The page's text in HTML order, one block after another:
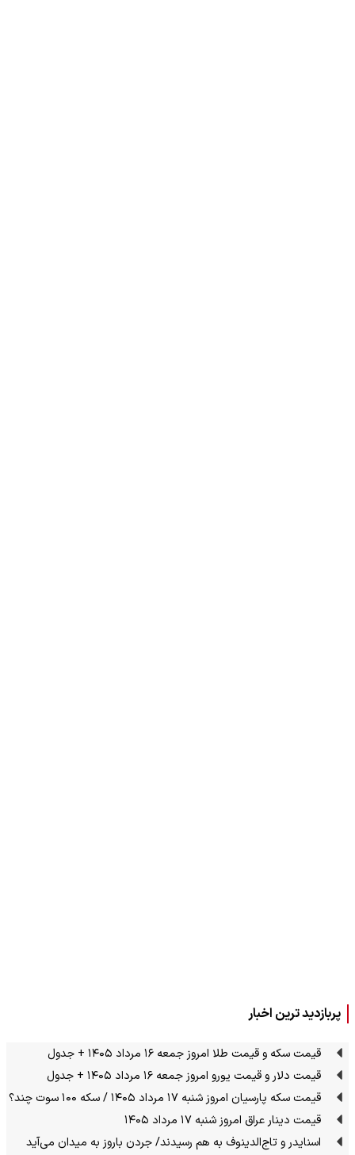
پربازدید ترین اخبار
قیمت سکه و قیمت طلا امروز جمعه ۱۶ مرداد ۱۴۰۵ + جدول
قیمت دلار و قیمت یورو امروز جمعه ۱۶ مرداد ۱۴۰۵ + جدول
قیمت سکه پارسیان امروز شنبه ۱۷ مرداد ۱۴۰۵ / سکه ۱۰۰ سوت چند؟
قیمت دینار عراق امروز شنبه ۱۷ مرداد ۱۴۰۵
اسنایدر و تاج‌الدینوف به هم رسیدند/ جردن باروز به میدان می‌آید